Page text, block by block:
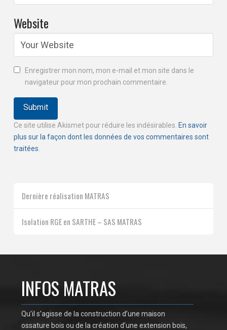
Website
Enregistrer mon nom, mon e-mail et mon site dans le
navigateur pour mon prochain commentaire.
Ce site utilise Akismet pour réduire les indésirables. En savoir
plus sur la façon dont les données de vos commentaires sont
traitées
Dernière réalisation MATRAS
Isolation RGE en SARTHE – SAS MATRAS
INFOS MATRAS
Qu’il s’agisse de la construction d’une maison
ossature bois ou de la création d’une extension bois,